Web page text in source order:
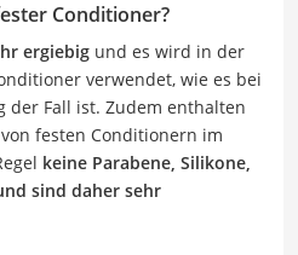
Conditioner?
ergiebig und es wird in der
verwendet, wie es bei
der Fall ist. Zudem enthalten
festen Conditionern im
keine Parabene, Silikone,
sind daher sehr